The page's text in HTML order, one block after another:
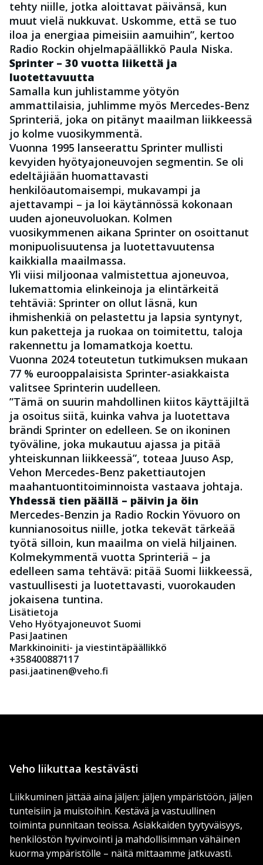
tehty niille, jotka aloittavat päivänsä, kun
muut vielä nukkuvat. Uskomme, että se tuo
iloa ja energiaa pimeisiin aamuihin”, kertoo
Radio Rockin ohjelmapäällikkö Paula Niska.
Sprinter – 30 vuotta liikettä ja
luotettavuutta
Samalla kun juhlistamme yötyön
ammattilaisia, juhlimme myös Mercedes-Benz
Sprinteriä, joka on pitänyt maailman liikkeessä
jo kolme vuosikymmentä.
Vuonna 1995 lanseerattu Sprinter mullisti
kevyiden hyötyajoneuvojen segmentin. Se oli
edeltäjiään huomattavasti
henkilöautomaisempi, mukavampi ja
ajettavampi – ja loi käytännössä kokonaan
uuden ajoneuvoluokan. Kolmen
vuosikymmenen aikana Sprinter on osoittanut
monipuolisuutensa ja luotettavuutensa
kaikkialla maailmassa.
Yli viisi miljoonaa valmistettua ajoneuvoa,
lukemattomia elinkeinoja ja elintärkeitä
tehtäviä: Sprinter on ollut läsnä, kun
ihmishenkiä on pelastettu ja lapsia syntynyt,
kun paketteja ja ruokaa on toimitettu, taloja
rakennettu ja lomamatkoja koettu.
Vuonna 2024 toteutetun tutkimuksen mukaan
77 % eurooppalaisista Sprinter-asiakkaista
valitsee Sprinterin uudelleen.
”Tämä on suurin mahdollinen kiitos käyttäjiltä
ja osoitus siitä, kuinka vahva ja luotettava
brändi Sprinter on edelleen. Se on ikoninen
työväline, joka mukautuu ajassa ja pitää
yhteiskunnan liikkeessä”, toteaa Juuso Asp,
Vehon Mercedes-Benz pakettiautojen
maahantuontitoiminnoista vastaava johtaja.
Yhdessä tien päällä – päivin ja öin
Mercedes-Benzin ja Radio Rockin Yövuoro on
kunnianosoitus niille, jotka tekevät tärkeää
työtä silloin, kun maailma on vielä hiljainen.
Kolmekymmentä vuotta Sprinteriä – ja
edelleen sama tehtävä: pitää Suomi liikkeessä,
vastuullisesti ja luotettavasti, vuorokauden
jokaisena tuntina.
Lisätietoja
Veho Hyötyajoneuvot Suomi
Pasi Jaatinen
Markkinoiniti- ja viestintäpäällikkö
+358400887117
pasi.jaatinen@veho.fi
Veho liikuttaa kestävästi
Liikkuminen jättää aina jäljen: jäljen ympäristöön, jäljen
tunteisiin ja muistoihin. Kestävä ja vastuullinen
toiminta punnitaan teoissa. Asiakkaiden tyytyväisyys,
henkilöstön hyvinvointi ja mahdollisimman vähäinen
kuorma ympäristölle – näitä mittaamme jatkuvasti.